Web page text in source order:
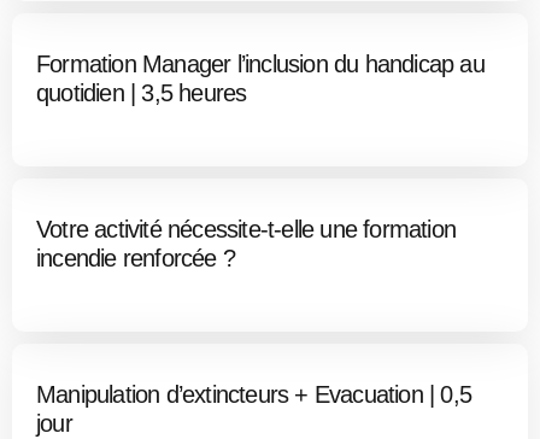
Formation Manager l’inclusion du handicap au
quotidien | 3,5 heures
Votre activité nécessite-t-elle une formation
incendie renforcée ?
Manipulation d’extincteurs + Evacuation | 0,5
jour